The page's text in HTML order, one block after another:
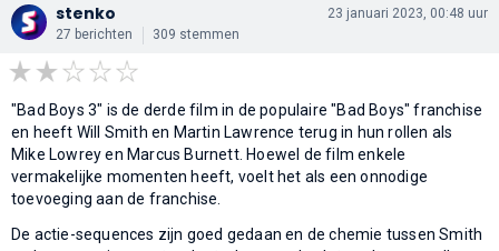
stenko
27 berichten 309 stemmen
23 januari 2023, 00:48 uur
"Bad Boys 3" is de derde film in de populaire "Bad Boys" franchise
en heeft Will Smith en Martin Lawrence terug in hun rollen als
Mike Lowrey en Marcus Burnett. Hoewel de film enkele
vermakelijke momenten heeft, voelt het als een onnodige
toevoeging aan de franchise.
De actie-sequences zijn goed gedaan en de chemie tussen Smith